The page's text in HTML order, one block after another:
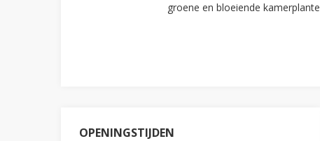
groene en bloeiende
OPENINGSTIJDEN